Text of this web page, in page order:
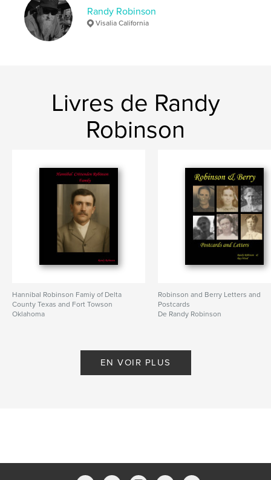
Randy Robinson
Visalia California
Livres de Randy
Robinson
Hannibal Robinson Famiy of Delta
County Texas and Fort Towson
Oklahoma
Robinson and Berry Letters and
Postcards
De Randy Robinson
EN VOIR PLUS